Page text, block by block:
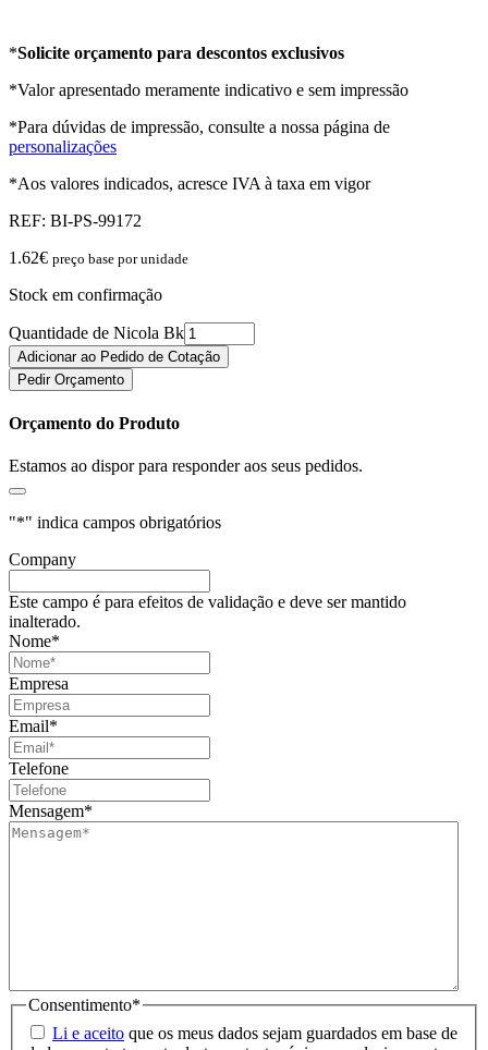
*Solicite orçamento para descontos exclusivos
*Valor apresentado meramente indicativo e sem impressão
*Para dúvidas de impressão, consulte a nossa página de
personalizações
*Aos valores indicados, acresce IVA à taxa em vigor
REF: BI-PS-99172
1.62€ preço base por unidade
Stock em confirmação
Quantidade de Nicola Bk
Adicionar ao Pedido de Cotação
Pedir Orçamento
Orçamento do Produto
Estamos ao dispor para responder aos seus pedidos.
"*" indica campos obrigatórios
Company
Este campo é para efeitos de validação e deve ser mantido
inalterado.
Nome*
Empresa
Email*
Telefone
Mensagem*
Consentimento*
Li e aceito que os meus dados sejam guardados em base de